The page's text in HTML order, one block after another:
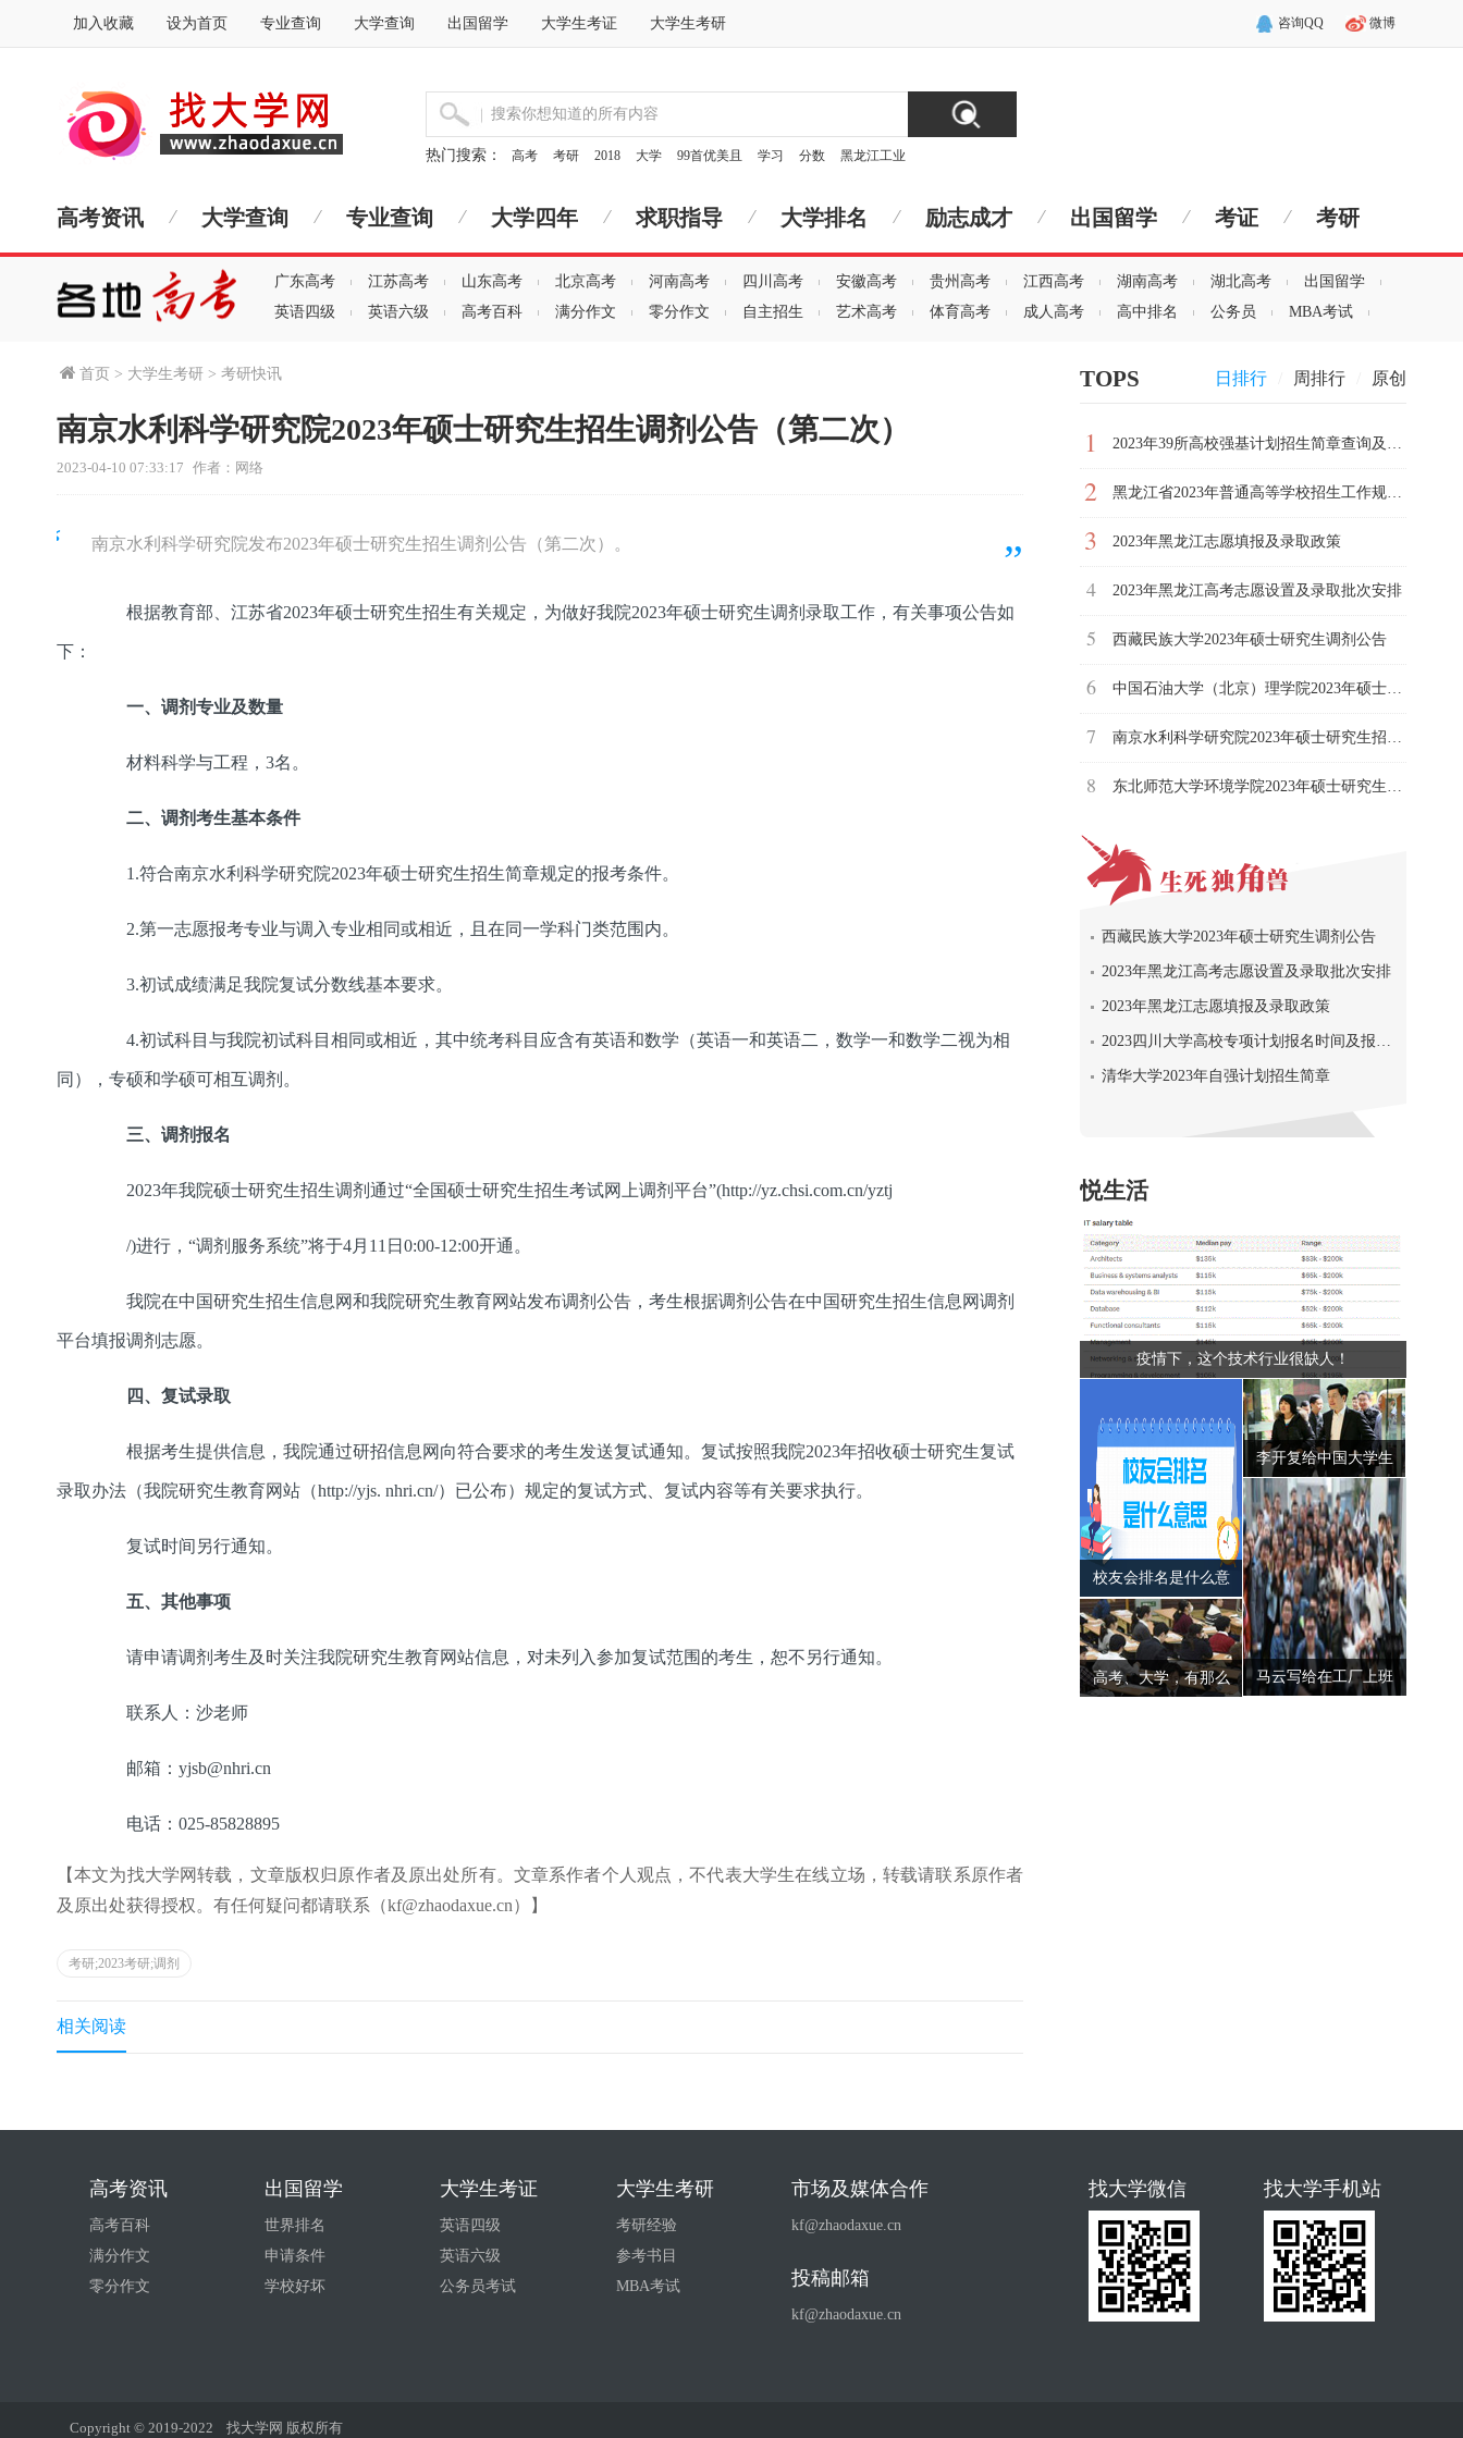
加入收藏 设为首页 专业查询 大学查询 出国留学 大学生考证 大学生考研 咨询QQ 微博
热门搜索： 高考 考研 2018 大学 99首优美且 学习 分数 黑龙江工业
高考资讯 大学查询 专业查询 大学四年 求职指导 大学排名 励志成才 出国留学 考证 考研
广东高考 江苏高考 山东高考 北京高考 河南高考 四川高考 安徽高考 贵州高考 江西高考 湖南高考 湖北高考
出国留学
英语四级
英语六级 高考百科 满分作文 零分作文 自主招生 艺术高考 体育高考 成人高考 高中排名 公务员 MBA考试
首页 > 大学生考研> 考研快讯
南京水利科学研究院2023年硕士研究生招生调剂公告（第二次）
2023-04-10 07:33:17 作者：网络
南京水利科学研究院发布2023年硕士研究生招生调剂公告（第二次）。
根据教育部、江苏省2023年硕士研究生招生有关规定，为做好我院2023年硕士研究生调剂录取工作，有关事项公告如
下：
一、调剂专业及数量
材料科学与工程，3名。
二、调剂考生基本条件
1.符合南京水利科学研究院2023年硕士研究生招生简章规定的报考条件。
2.第一志愿报考专业与调入专业相同或相近，且在同一学科门类范围内。
3.初试成绩满足我院复试分数线基本要求。
4.初试科目与我院初试科目相同或相近，其中统考科目应含有英语和数学（英语一和英语二，数学一和数学二视为相
同），专硕和学硕可相互调剂。
三、调剂报名
2023年我院硕士研究生招生调剂通过“全国硕士研究生招生考试网上调剂平台”(http://yz.chsi.com.cn/yztj
/)进行，“调剂服务系统”将于4月11日0:00-12:00开通。
我院在中国研究生招生信息网和我院研究生教育网站发布调剂公告，考生根据调剂公告在中国研究生招生信息网调剂
平台填报调剂志愿。
四、复试录取
根据考生提供信息，我院通过研招信息网向符合要求的考生发送复试通知。复试按照我院2023年招收硕士研究生复试
录取办法（我院研究生教育网站（http://yjs. nhri.cn/）已公布）规定的复试方式、复试内容等有关要求执行。
复试时间另行通知。
五、其他事项
请申请调剂考生及时关注我院研究生教育网站信息，对未列入参加复试范围的考生，恕不另行通知。
联系人：沙老师
邮箱：yjsb@nhri.cn
电话：025-85828895
【本文为找大学网转载，文章版权归原作者及原出处所有。文章系作者个人观点，不代表大学生在线立场，转载请联系原作者
及原出处获得授权。有任何疑问都请联系（kf@zhaodaxue.cn）】
考研;2023考研;调剂
相关阅读
TOPS 日排行 周排行 原创
1 2023年39所高校强基计划招生简章查询及报名地址汇总
2 黑龙江省2023年普通高等学校招生工作规定（全文）
3 2023年黑龙江志愿填报及录取政策
4 2023年黑龙江高考志愿设置及录取批次安排
5 西藏民族大学2023年硕士研究生调剂公告
6 中国石油大学（北京）理学院2023年硕士研究生招生接收调剂生的通知（第二次调剂）
7 南京水利科学研究院2023年硕士研究生招生调剂公告（第二次）
8 东北师范大学环境学院2023年硕士研究生调剂工作（二次）办法
西藏民族大学2023年硕士研究生调剂公告
2023年黑龙江高考志愿设置及录取批次安排
2023年黑龙江志愿填报及录取政策
2023四川大学高校专项计划报名时间及报名入口
清华大学2023年自强计划招生简章
悦生活
疫情下，这个技术行业很缺人！
校友会排名是什么意
思，可信吗？
李开复给中国大学生
的第七封信——21世
纪最需要的七种人才
马云写给在工厂上班
高考、大学，有那么
高考资讯
高考百科
满分作文
零分作文
出国留学
世界排名
申请条件
学校好坏
大学生考证
英语四级
英语六级
公务员考试
大学生考研
考研经验
参考书目
MBA考试
市场及媒体合作
kf@zhaodaxue.cn
投稿邮箱
kf@zhaodaxue.cn
找大学微信 找大学手机站
Copyright © 2019-2022 找大学网 版权所有